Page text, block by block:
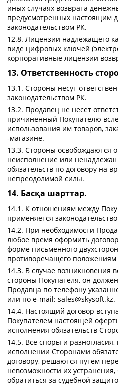
иных случаях возврата
предусмотренных настоящим
законодательством РК.
12.8. Лицензии надлежащего
виде цифровых ключей
корпоративные лицензии
13. Ответственность
13.1. Стороны несут
законодательством РК.
13.2. Продавец не несет
причиненный Покупателю
использования им товаров,
-магазине.
13.3. Стороны освобождаются
неисполнение или
обязательств по договору на
непреодолимой силы.
14. Басқа шарттар.
14.1. К отношениям между
применяется
14.2. При необходимости
любое время оформить
форме письменного
противоречащего
14.3. В случае возникновения
стороны Покупателя, он
Продавца по телефону
или по e-mail: sales@skysoft.kz.
14.4. Настоящий договор
Покупателем настоящей
исполнения обязательств
14.5. Все споры и
исполнении Сторонами
договору, решаются путем
невозможности их
обратиться за судебной